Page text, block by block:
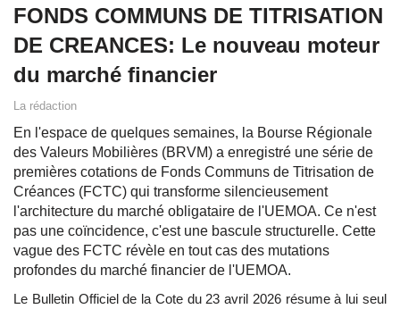
FONDS COMMUNS DE TITRISATION
DE CREANCES: Le nouveau moteur
du marché financier
La rédaction
En l'espace de quelques semaines, la Bourse Régionale
des Valeurs Mobilières (BRVM) a enregistré une série de
premières cotations de Fonds Communs de Titrisation de
Créances (FCTC) qui transforme silencieusement
l'architecture du marché obligataire de l'UEMOA. Ce n'est
pas une coïncidence, c'est une bascule structurelle. Cette
vague des FCTC révèle en tout cas des mutations
profondes du marché financier de l'UEMOA.
Le Bulletin Officiel de la Cote du 23 avril 2026 résume à lui seul